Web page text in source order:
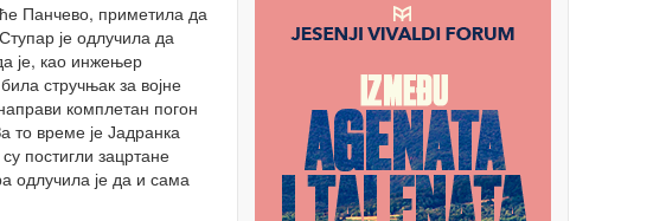
Панчево, приметила да
је одлучила да
је, као инжењер
стручњак за војне
комплетан погон
то време је Јадранка
постигли зацртане
одлучила је да и сама